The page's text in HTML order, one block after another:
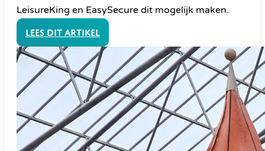
LeisureKing en EasySecure dit mogelijk maken.
Lees dit artikel